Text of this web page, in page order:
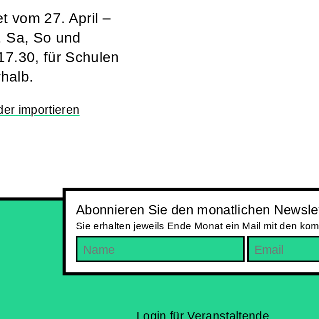
vom 27. April –
Sa, So und
für Schulen
importieren
Login für Veranstaltende
Abonnieren Sie den monatlichen
Sie erhalten jeweils Ende Monat ein Mail mit den